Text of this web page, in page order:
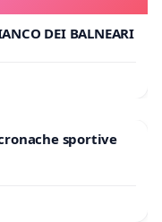
DEI BALNEARI
sportive